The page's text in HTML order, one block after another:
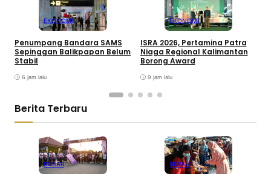
EKONOMI
Penumpang Bandara SAMS
Sepinggan Balikpapan Belum
Stabil
6 jam lalu
EKONOMI
ISRA 2026, Pertamina Patra
Niaga Regional Kalimantan
Borong Award
9 jam lalu
Berita Terbaru
KUBAR BERAU